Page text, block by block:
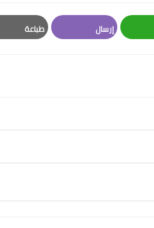
إرسال طباعة